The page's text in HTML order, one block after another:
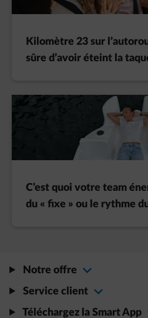
Kilomètre 23 sur
sûre d’avoir éteint la
C’est quoi votre team
du « fixe » ou le rythme
Notre offre
Service client
Téléchargez la Smart App